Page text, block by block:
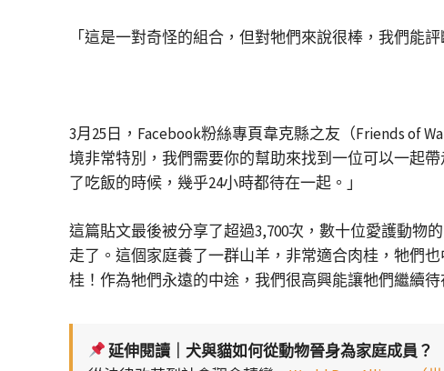
「這是一對奇怪的組合，但對牠們來說很棒，我們能
3月25日，Facebook粉絲專頁韋克縣之友（Friends of
境非常特別，我們需要你的幫助來找到一位可以一起
了吃飯的時候，幾乎24小時都待在一起。」
這篇貼文最後被分享了超過3,700次，數十位愛護動物
走了。這個家庭養了一群山羊，非常適合肉桂，牠們
桂！作為牠們永遠的中途，我們很高興能讓牠們繼續
延伸閱讀｜犬與貓如何從動物晉身為家庭成員？